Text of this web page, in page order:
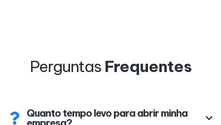
Perguntas Frequentes
Quanto tempo levo para abrir minha